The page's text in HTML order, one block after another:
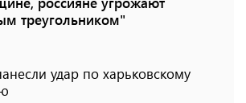
треугольником"
удар по харьковскому